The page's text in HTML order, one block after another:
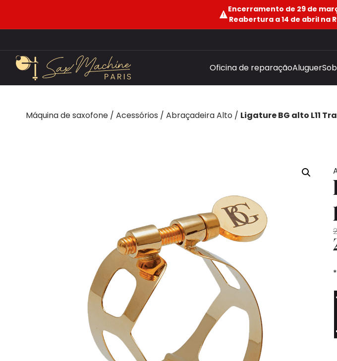
Encerramento de 29 de
Reabertura a 14 de abril na
Oficina de reparaçãoAluguer
Máquina de saxofone / Acessórios / Abraçadeira Alto / Ligature BG alto L11